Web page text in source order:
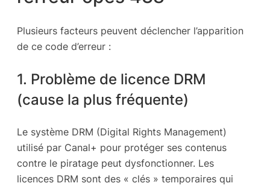
Plusieurs facteurs peuvent déclencher l’apparition
de ce code d’erreur :
1. Problème de licence DRM
(cause la plus fréquente)
Le système DRM (Digital Rights Management)
utilisé par Canal+ pour protéger ses contenus
contre le piratage peut dysfonctionner. Les
licences DRM sont des « clés » temporaires qui